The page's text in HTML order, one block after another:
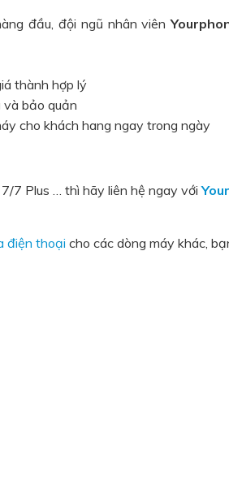
đầu, đội ngũ nhân viên
thành hợp lý
và bảo quản
cho khách hang ngay trong ngày
7/7 Plus … thì hãy liên hệ ngay với
điện thoại cho các dòng máy khác,